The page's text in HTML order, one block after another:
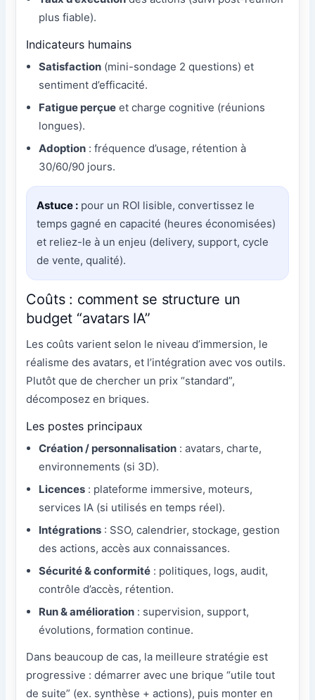
plus fiable).
Indicateurs humains
Satisfaction (mini-sondage 2 questions) et
sentiment d’efficacité.
Fatigue perçue et charge cognitive (réunions
longues).
Adoption : fréquence d’usage, rétention à
30/60/90 jours.
Astuce : pour un ROI lisible, convertissez le
temps gagné en capacité (heures économisées)
et reliez-le à un enjeu (delivery, support, cycle
de vente, qualité).
Coûts : comment se structure un
budget “avatars IA”
Les coûts varient selon le niveau d’immersion, le
réalisme des avatars, et l’intégration avec vos outils.
Plutôt que de chercher un prix “standard”,
décomposez en briques.
Les postes principaux
Création / personnalisation : avatars, charte,
environnements (si 3D).
Licences : plateforme immersive, moteurs,
services IA (si utilisés en temps réel).
Intégrations : SSO, calendrier, stockage, gestion
des actions, accès aux connaissances.
Sécurité & conformité : politiques, logs, audit,
contrôle d’accès, rétention.
Run & amélioration : supervision, support,
évolutions, formation continue.
Dans beaucoup de cas, la meilleure stratégie est
progressive : démarrer avec une brique “utile tout
de suite” (ex. synthèse + actions), puis monter en